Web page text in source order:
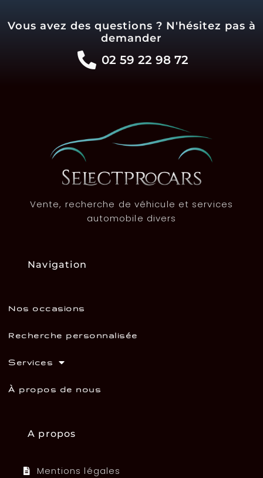
Vous avez des questions ? N'hésitez pas à
demander
02 59 22 98 72
Vente, recherche de véhicule et services
automobile divers
Navigation
Nos occasions
Recherche personnalisée
Services
À propos de nous
A propos
Mentions légales